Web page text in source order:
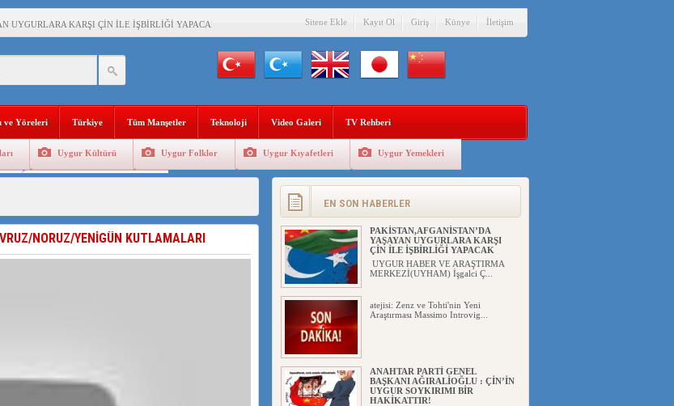
UYGURLARA KARŞI ÇİN İLE İŞBİRLİĞİ YAPACAK
: ÇİN’İN UYGUR SOYKIRIMI BİR HAKİKATTIR!
SİSTEMATİK POSTMODERN BİR SOYKIRIMDIR!
: DOĞU TÜRKİSTAN BİZİM KIRMIZI ÇİZGİMİZDİR!”
DİYANET AKADEMİSİ BAŞKANI’NA TEPKİLER SÜRÜYOR
: 05.07.2009 URUMÇİ ŞEHİTLERİNİ RAHMETLE ANIYORUZ
Sitene Ekle Kayıt Ol Giriş Künye İletişim
ve Yöreleri Türkiye Tüm Manşetler Teknoloji Video Galeri TV Rehberi
Uygur Kültürü Uygur Folklor Uygur Kıyafetleri Uygur Yemekleri
NORUZ/YENİGÜN KUTLAMALARI
EN SON HABERLER
ÇİN’İN “GÜVENLİK”SÖYLEMİ İLE
DOĞU TÜRKİSTAN’DA
MEŞRULAŞTIRDIĞI ÇKP DEVLET
TERÖRÜ
YILMAZ ER(habernida.com) Çin
PAKİSTAN,AFGANİSTAN’DA
YAŞAYAN UYGURLARA KARŞI
ÇİN İLE İŞBİRLİĞİ YAPACAK
UYGUR HABER VE ARAŞTIRMA
MERKEZİ(UYHAM) İşgalci Ç...
atejisi: Zenz ve Tohti'nin Yeni
Araştırması Massimo Introvig...
ANAHTAR PARTİ GENEL
BAŞKANI AĞIRALİOĞLU : ÇİN’İN
UYGUR SOYKIRIMI BİR
HAKİKATTIR!